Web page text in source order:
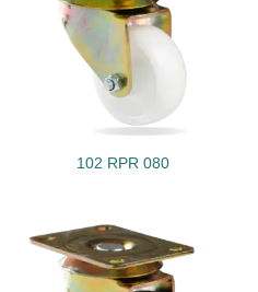
102 RPR 080